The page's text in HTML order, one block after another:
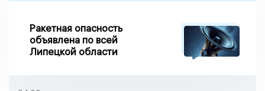
Ракетная опасность
объявлена по всей
Липецкой области